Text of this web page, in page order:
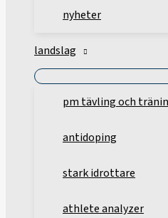
nyheter
landslag
pm tävling och
antidoping
stark idrottare
athlete analyzer